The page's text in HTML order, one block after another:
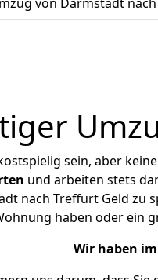
sein, aber
und arbeiten stets
nach Treffurt Geld zu
haben oder ein
Wir haben